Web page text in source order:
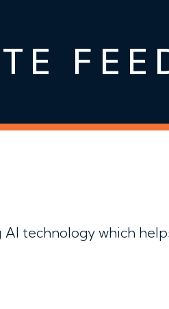
technology which